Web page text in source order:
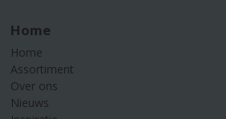
Home
Home
Assortiment
Over ons
Nieuws